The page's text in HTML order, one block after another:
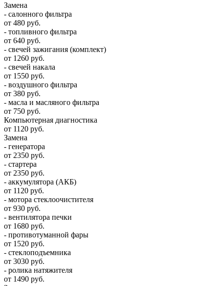
Замена
- салонного фильтра
от 480 руб.
- топливного фильтра
от 640 руб.
- свечей зажигания (комплект)
от 1260 руб.
- свечей накала
от 1550 руб.
- воздушного фильтра
от 380 руб.
- масла и масляного фильтра
от 750 руб.
Компьютерная диагностика
от 1120 руб.
Замена
- генератора
от 2350 руб.
- стартера
от 2350 руб.
- аккумулятора (АКБ)
от 1120 руб.
- мотора стеклоочистителя
от 930 руб.
- вентилятора печки
от 1680 руб.
- противотуманной фары
от 1520 руб.
- стеклоподъемника
от 3030 руб.
- ролика натяжителя
от 1490 руб.